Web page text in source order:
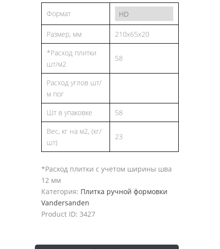
Формат
Размер, мм
210x65x20
*Расход плитки
шт/м2
58
Расход углов шт/
м пог
Шт в упаковке
58
Вес, кг на м2, (кг/
шт)
23
*Расход плитки с учетом ширины шва
12 мм
Категория: Плитка ручной формовки
Vandersanden
Product ID: 3427